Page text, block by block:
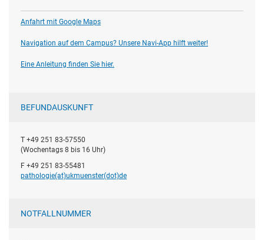
Anfahrt mit Google Maps
Navigation auf dem Campus? Unsere Navi-App hilft weiter!
Eine Anleitung finden Sie hier.
BEFUNDAUSKUNFT
T +49 251 83-57550
(Wochentags 8 bis 16 Uhr)
F +49 251 83-55481
pathologie(at)­ukmuenster(dot)­de
NOTFALLNUMMER